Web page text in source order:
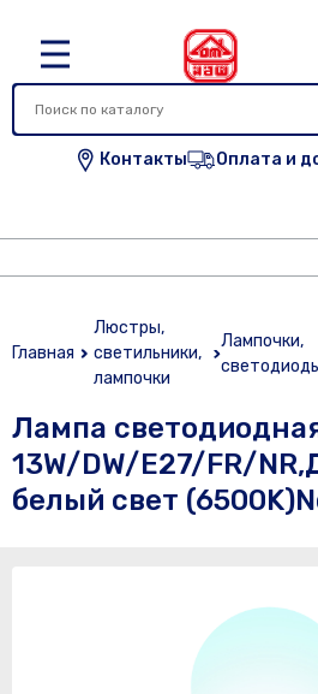
Контакты Оплата и
Главная
Люстры,
светильники,
лампочки
Лампочки,
Лампа
13W/DW/E27/FR/
белый свет